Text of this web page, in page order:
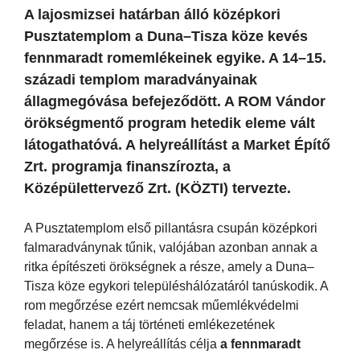
A lajosmizsei határban álló középkori
Pusztatemplom a Duna–Tisza köze kevés
fennmaradt romemlékeinek egyike. A 14–15.
századi templom maradványainak
állagmegóvása befejeződött. A ROM Vándor
örökségmentő program hetedik eleme vált
látogathatóvá. A helyreállítást a Market Építő
Zrt. programja finanszírozta, a
Középülettervező Zrt. (KÖZTI) tervezte.
A Pusztatemplom első pillantásra csupán középkori
falmaradványnak tűnik, valójában azonban annak a
ritka építészeti örökségnek a része, amely a Duna–
Tisza köze egykori településhálózatáról tanúskodik. A
rom megőrzése ezért nemcsak műemlékvédelmi
feladat, hanem a táj történeti emlékezetének
megőrzése is. A helyreállítás célja a fennmaradt